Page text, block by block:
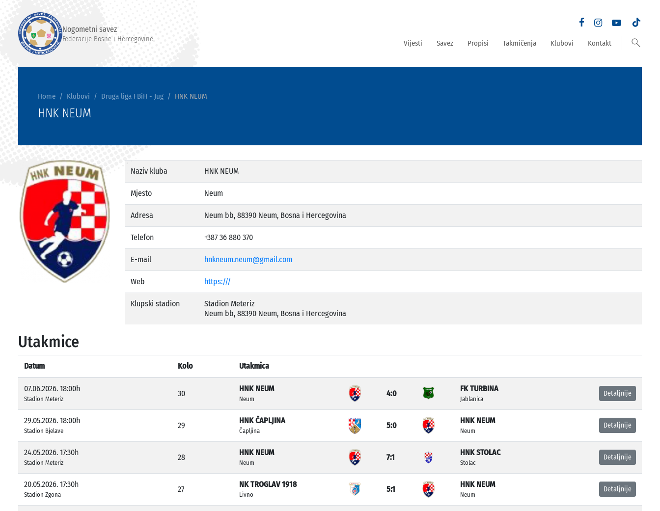
Nogometni savez
Federacije Bosne i Hercegovine Vijesti Savez Propisi Takmičenja Klubovi Kontakt search
Home Klubovi Druga liga FBiH - Jug HNK NEUM
HNK NEUM
Naziv kluba HNK NEUM
Mjesto Neum
Adresa Neum bb, 88390 Neum, Bosna i Hercegovina
Telefon +387 36 880 370
E-mail hnkneum.neum@gmail.com
Web https:///
Klupski stadion
Stadion Meteriz
Neum bb, 88390 Neum, Bosna i Hercegovina
Utakmice
Datum Kolo Utakmica
07.06.2026. 18:00h
Stadion Meteriz
30
HNK NEUM
Neum
4:0
FK TURBINA
Jablanica
Detaljnije
29.05.2026. 18:00h
Stadion Bjelave
29
HNK ČAPLJINA
Čapljina
5:0
HNK NEUM
Neum
Detaljnije
24.05.2026. 17:30h
Stadion Meteriz
28
HNK NEUM
Neum
7:1
HNK STOLAC
Stolac
Detaljnije
20.05.2026. 17:30h
Stadion Zgona
27
NK TROGLAV 1918
Livno
5:1
HNK NEUM
Neum
Detaljnije